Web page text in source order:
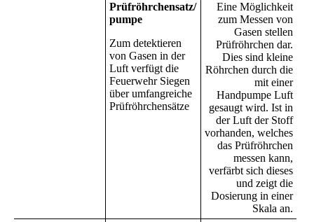
Prüfröhrchensatz/
pumpe
Zum detektieren
von Gasen in der
Luft verfügt die
Feuerwehr Siegen
über umfangreiche
Prüfröhrchensätze
Eine Möglichkeit
zum Messen von
Gasen stellen
Prüfröhrchen dar.
Dies sind kleine
Röhrchen durch die
mit einer
Handpumpe Luft
gesaugt wird. Ist in
der Luft der Stoff
vorhanden, welches
das Prüfröhrchen
messen kann,
verfärbt sich dieses
und zeigt die
Dosierung in einer
Skala an.